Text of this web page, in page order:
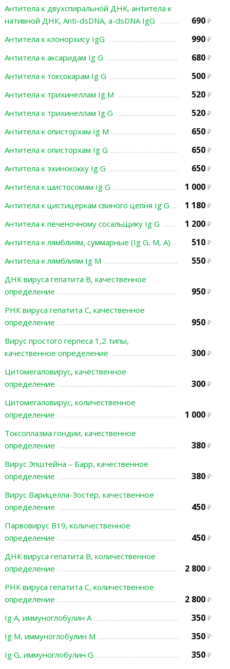
Антитела к двухспиральной ДНК, антитела к
нативной ДНК, Anti-dsDNA, а-dsDNA IgG
690
Антитела к клонорхису IgG 990
Антитела к аксаридам Ig G 680
Антитела к токсокарам Ig G 500
Антитела к трихинеллам Ig М 520
Антитела к трихинеллам Ig G 520
Антитела к описторхам Ig М 650
Антитела к описторхам Ig G 650
Антитела к эхинококку Ig G 650
Антитела к шистосомам Ig G 1 000
Антитела к цистицеркам свиного цепня Ig G 1 180
Антитела к печеночному сосальщику Ig G 1 200
Антитела к лямблиям, суммарные (Ig G, М, А) 510
Антитела к лямблиям Ig М 550
ДНК вируса гепатита В, качественное
определение
950
РНК вируса гепатита С, качественное
определение
950
Вирус простого герпеса 1,2 типы,
качественное определение
300
Цитомегаловирус, качественное
определение
300
Цитомегаловирус, количественное
определение
1 000
Токсоплазма гондии, качественное
определение
380
Вирус Эпштейна – Барр, качественное
определение
380
Вирус Варицелла-Зостер, качественное
определение
450
Парвовирус В19, количественное
определение
450
ДНК вируса гепатита В, количественное
определение
2 800
РНК вируса гепатита С, количественное
определение
2 800
Ig A, иммуноглобулин A 350
Ig M, иммуноглобулин M 350
Ig G, иммуноглобулин G 350